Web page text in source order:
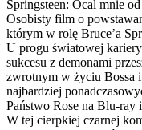
Springsteen: Ocal mnie
Osobisty film o
którym w rolę Bruce’a
U progu światowej
sukcesu z demonami
zwrotnym w życiu Bossa
najbardziej
Państwo Rose na Blu-
W tej cierpkiej czarnej